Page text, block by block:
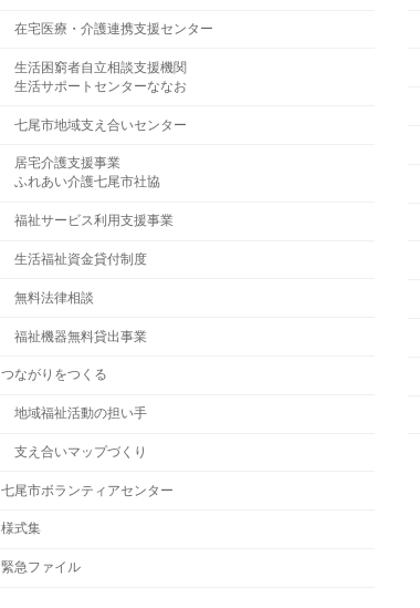
在宅医療・介護連携支援センター
生活困窮者自立相談支援機関
生活サポートセンターななお
七尾市地域支え合いセンター
居宅介護支援事業
ふれあい介護七尾市社協
福祉サービス利用支援事業
生活福祉資金貸付制度
無料法律相談
福祉機器無料貸出事業
つながりをつくる
地域福祉活動の担い手
支え合いマップづくり
七尾市ボランティアセンター
様式集
緊急ファイル